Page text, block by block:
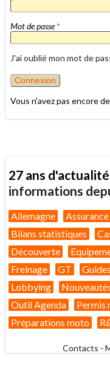
Mot de passe*
J'ai oublié mon mot de
Vous n'avez pas encore
27 ans
informations
Allemagne
Bilans statistiques
Découverte
Freinage
GT
Lobbying
Outil Agenda
Permis
Préparations moto
Contacts -